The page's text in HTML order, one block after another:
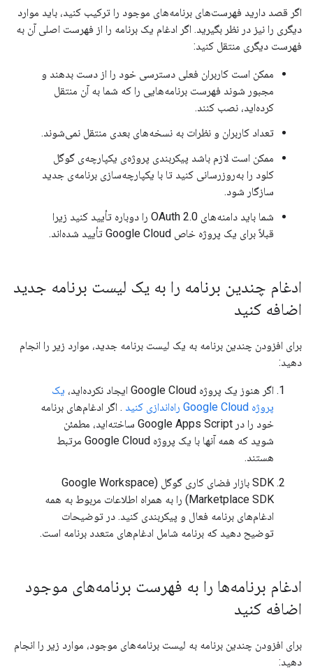
اگر قصد دارید فهرست‌های برنامه‌های موجود را ترکیب کنید، باید موارد
دیگری را نیز در نظر بگیرید. اگر ادغام یک برنامه را از فهرست اصلی آن به
فهرست دیگری منتقل کنید:
ممکن است کاربران فعلی دسترسی خود را از دست بدهند و
مجبور شوند فهرست برنامه‌هایی را که شما به آن منتقل
کرده‌اید، نصب کنند.
تعداد کاربران و نظرات به نسخه‌های بعدی منتقل نمی‌شوند.
ممکن است لازم باشد پیکربندی پروژه‌ی یکپارچه‌ی گوگل
کلود را به‌روزرسانی کنید تا با یکپارچه‌سازی برنامه‌ی جدید
سازگار شود.
شما باید دامنه‌های OAuth 2.0 را دوباره تأیید کنید زیرا
قبلاً برای یک پروژه خاص Google Cloud تأیید شده‌اند.
ادغام چندین برنامه را به یک لیست برنامه جدید
اضافه کنید
برای افزودن چندین برنامه به یک لیست برنامه جدید، موارد زیر را انجام
دهید:
اگر هنوز یک پروژه Google Cloud ایجاد نکرده‌اید،
یک
پروژه Google Cloud راه‌اندازی کنید
. اگر ادغام‌های برنامه
خود را در Google Apps Script ساخته‌اید، مطمئن
شوید که همه آنها با یک پروژه Google Cloud مرتبط
هستند.
SDK بازار فضای کاری گوگل (Google Workspace
Marketplace SDK) را به همراه اطلاعات مربوط به همه
ادغام‌های برنامه فعال و پیکربندی کنید. در توضیحات
توضیح دهید که برنامه شامل ادغام‌های متعدد برنامه است.
ادغام برنامه‌ها را به فهرست برنامه‌های موجود
اضافه کنید
برای افزودن چندین برنامه به لیست برنامه‌های موجود، موارد زیر را انجام
دهید: